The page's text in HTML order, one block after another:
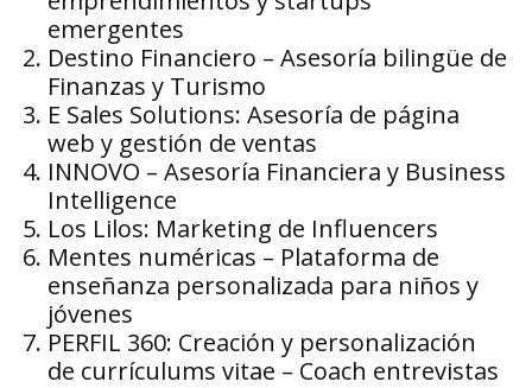
emergentes
Destino Financiero – Asesoría bilingüe de
Finanzas y Turismo
E Sales Solutions: Asesoría de página
web y gestión de ventas
INNOVO – Asesoría Financiera y Business
Intelligence
Los Lilos: Marketing de Influencers
Mentes numéricas – Plataforma de
enseñanza personalizada para niños y
jóvenes
PERFIL 360: Creación y personalización
de currículums vitae – Coach entrevistas